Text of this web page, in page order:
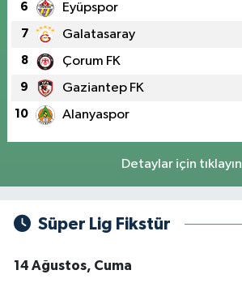
6 Eyüpspor
7 Galatasaray
8 Çorum FK
9 Gaziantep FK
10 Alanyaspor
Detaylar için tıklayın
Süper Lig Fikstür
14 Ağustos, Cuma